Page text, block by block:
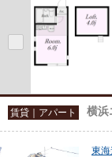
賃貸｜アパート 横浜
東海